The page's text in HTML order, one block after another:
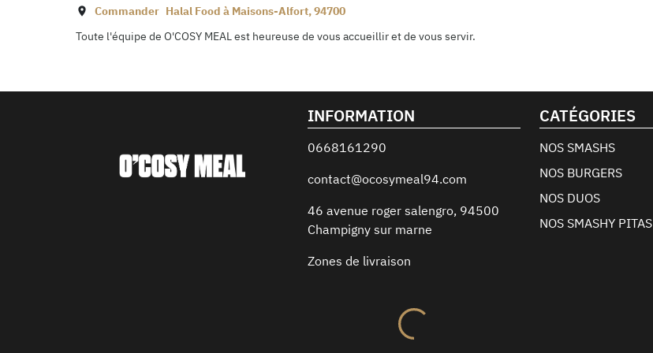
Commander Halal Food à Maisons-Alfort,94700
Toute l'équipe de O'COSY MEAL est heureuse de vous accueillir et de vous servir.
INFORMATION
0668161290
contact@ocosymeal94.com
46 avenue roger salengro, 94500
Champigny sur marne
Zones de livraison
CATÉGORIES
NOS SMASHS
NOS BURGERS
NOS DUOS
NOS SMASHY PITAS